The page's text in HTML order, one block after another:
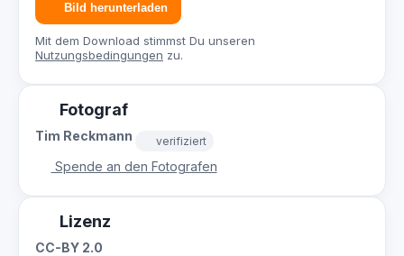
Bild herunterladen
Mit dem Download stimmst Du unseren
Nutzungsbedingungen zu.
Fotograf
Tim Reckmann verifiziert
Spende an den Fotografen
Lizenz
CC-BY 2.0